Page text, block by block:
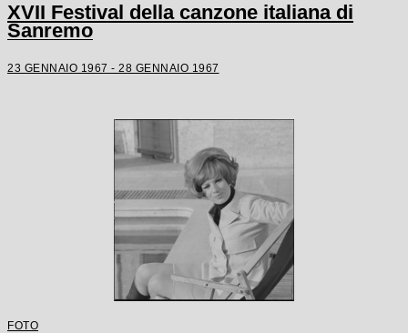
XVII Festival della canzone italiana di
Sanremo
23 GENNAIO 1967 - 28 GENNAIO 1967
FOTO